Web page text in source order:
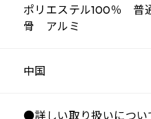
ポリエステル100％
骨 アルミ
中国
●詳しい取り扱いについ